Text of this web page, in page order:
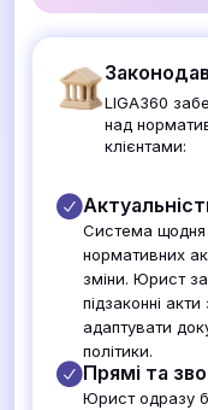
LIGA360
над
клієнтами:
Система
нормативних
зміни. Юрист
підзаконні
адаптувати
політики.
Прямі та
Юрист одразу